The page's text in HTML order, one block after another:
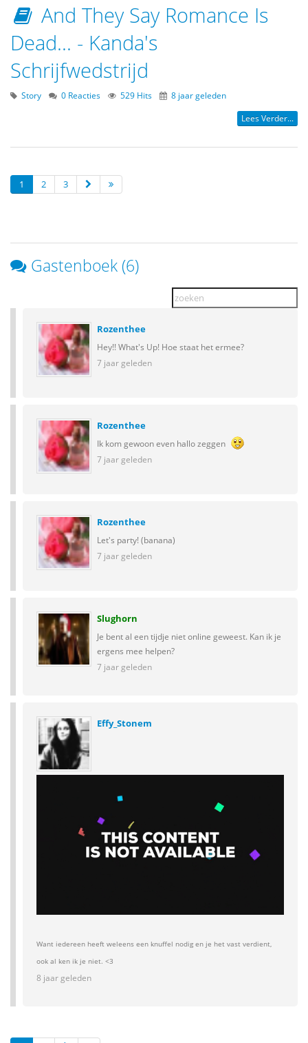
And They Say Romance Is
Dead... - Kanda's
Schrijfwedstrijd
Story 0 Reacties 529 Hits 8 jaar geleden
Lees Verder...
1 2 3
Gastenboek (6)
Rozenthee
Hey!! What's Up! Hoe staat het ermee?
7 jaar geleden
Rozenthee
Ik kom gewoon even hallo zeggen
7 jaar geleden
Rozenthee
Let's party! (banana)
7 jaar geleden
Slughorn
Je bent al een tijdje niet online geweest. Kan ik je
ergens mee helpen?
7 jaar geleden
Effy_Stonem
Want iedereen heeft weleens een knuffel nodig en je het vast verdient,
ook al ken ik je niet. <3
8 jaar geleden